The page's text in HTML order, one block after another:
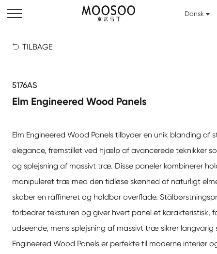
Dansk
 TILBAGE
5176AS
Elm Engineered Wood Panels
Elm Engineered Wood Panels tilbyder en unik blanding af
elegance, fremstillet ved hjælp af avancerede teknikker
og splejsning af massivt træ. Disse paneler kombinerer
manipuleret træ med den tidløse skønhed af naturligt
skaber en raffineret og holdbar overflade.
forbedrer teksturen og giver hvert panel et karakteristisk,
udseende, mens splejsning af massivt træ sikrer langvarig
Engineered Wood Panels er perfekte til moderne interiør